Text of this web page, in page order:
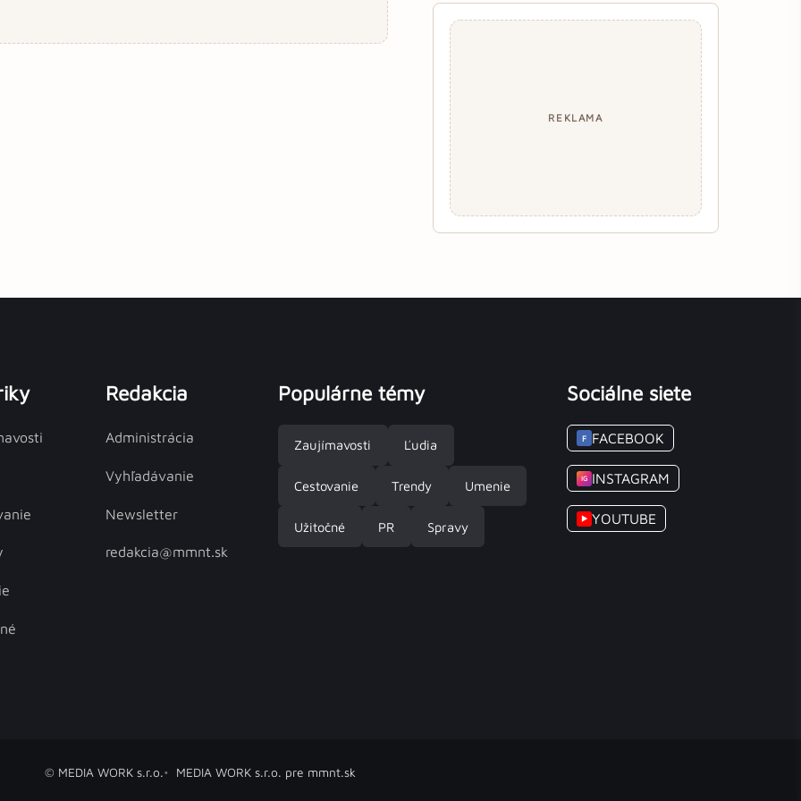
REKLAMA
Redakcia
Administrácia
Vyhľadávanie
Newsletter
redakcia@mmnt.sk
Populárne témy
Zaujímavosti Ľudia
Cestovanie Trendy Umenie
Užitočné PR Spravy
Sociálne siete
F FACEBOOK
IG INSTAGRAM
▶ YOUTUBE
© MEDIA WORK s.r.o. MEDIA WORK s.r.o. pre mmnt.sk